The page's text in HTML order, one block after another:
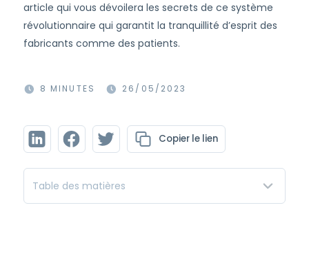
article qui vous dévoilera les secrets de ce système
révolutionnaire qui garantit la tranquillité d’esprit des
fabricants comme des patients.
8 MINUTES 26/05/2023
Copier le lien
Table des matières